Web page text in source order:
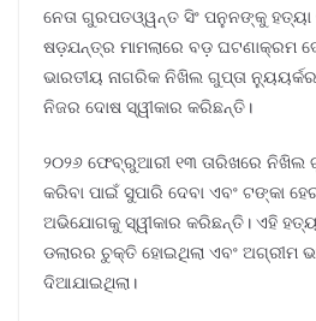
ନେତା ଗୁରପତଓ୍ୱନ୍ତ ସିଂ ପନୁନଙ୍କୁ ହତ୍ୟା
ଷଡ଼ଯନ୍ତ୍ର ମାମଲାରେ ବଡ଼ ଘଟଣାକ୍ରମ
ଭାରତୀୟ ନାଗରିକ ନିଖିଲ ଗୁପ୍ତା
ନିଜର ଦୋଷ ସ୍ୱୀକାର କରିଛନ୍ତି।
୨୦୨୬ ଫେବ୍ରୁଆରୀ ୧୩ ତାରିଖରେ ନିଖିଲ
କରିବା ପାଇଁ ସୁପାରି ଦେବା ଏବଂ ଟଙ୍କା
ଅଭିଯୋଗକୁ ସ୍ୱୀକାର କରିଛନ୍ତି। ଏହି
ଡଲାରର ଚୁକ୍ତି ହୋଇଥିଲା ଏବଂ ଅଗ୍ରୀମ
ଦିଆଯାଇଥିଲା।